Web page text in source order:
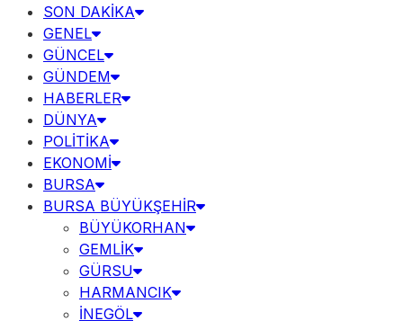
SON DAKİKA
GENEL
GÜNCEL
GÜNDEM
HABERLER
DÜNYA
POLİTİKA
EKONOMİ
BURSA
BURSA BÜYÜKŞEHİR
BÜYÜKORHAN
GEMLİK
GÜRSU
HARMANCIK
İNEGÖL